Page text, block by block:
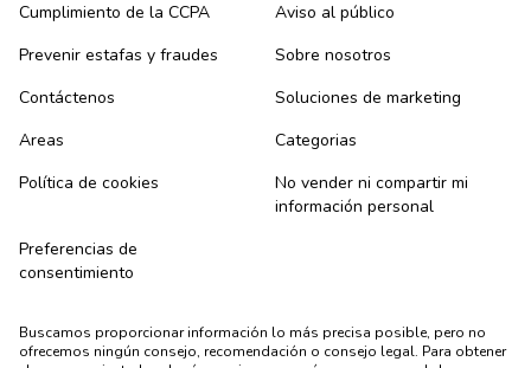
Cumplimiento de la CCPA
Aviso al público
Prevenir estafas y fraudes
Sobre nosotros
Contáctenos
Soluciones de marketing
Areas
Categorias
Política de cookies
No vender ni compartir mi
información personal
Preferencias de
consentimiento
Buscamos proporcionar información lo más precisa posible, pero no
ofrecemos ningún consejo, recomendación o consejo legal. Para obtener